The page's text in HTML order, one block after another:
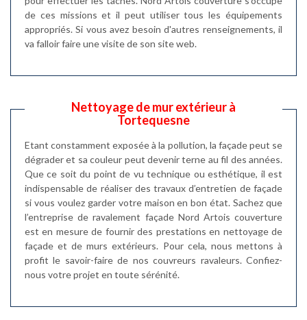
de ces missions et il peut utiliser tous les équipements
appropriés. Si vous avez besoin d'autres renseignements, il
va falloir faire une visite de son site web.
Nettoyage de mur extérieur à
Tortequesne
Etant constamment exposée à la pollution, la façade peut se
dégrader et sa couleur peut devenir terne au fil des années.
Que ce soit du point de vu technique ou esthétique, il est
indispensable de réaliser des travaux d’entretien de façade
si vous voulez garder votre maison en bon état. Sachez que
l’entreprise de ravalement façade Nord Artois couverture
est en mesure de fournir des prestations en nettoyage de
façade et de murs extérieurs. Pour cela, nous mettons à
profit le savoir-faire de nos couvreurs ravaleurs. Confiez-
nous votre projet en toute sérénité.